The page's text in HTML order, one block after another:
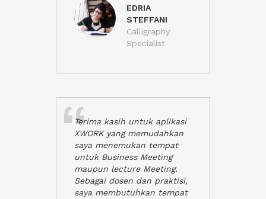
EDRIA
STEFFANI
Calligraphy
Specialist
Terima kasih untuk aplikasi
XWORK yang memudahkan
saya menemukan tempat
untuk Business Meeting
maupun lecture Meeting.
Sebagai dosen dan praktisi,
saya membutuhkan tempat